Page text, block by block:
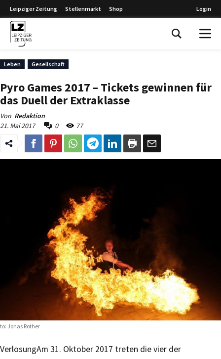
Leipziger Zeitung Stellenmarkt Shop Login
Leben Gesellschaft
Pyro Games 2017 – Tickets gewinnen für
das Duell der Extraklasse
Von Redaktion
21. Mai 2017
0 77
Jonas Rother
VerlosungAm 31. Oktober 2017 treten die vier der